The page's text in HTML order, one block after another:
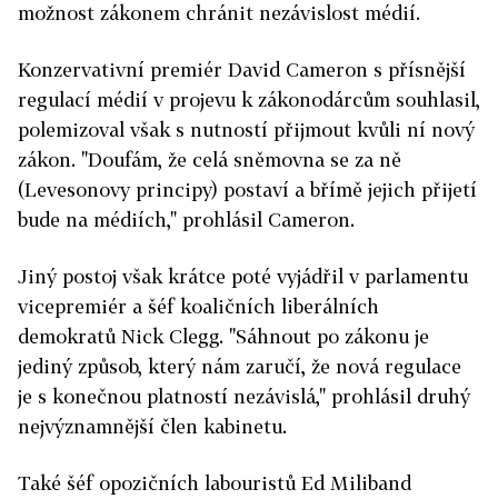
možnost zákonem chránit nezávislost médií.
Konzervativní premiér David Cameron s přísnější
regulací médií v projevu k zákonodárcům souhlasil,
polemizoval však s nutností přijmout kvůli ní nový
zákon. "Doufám, že celá sněmovna se za ně
(Levesonovy principy) postaví a břímě jejich přijetí
bude na médiích," prohlásil Cameron.
Jiný postoj však krátce poté vyjádřil v parlamentu
vicepremiér a šéf koaličních liberálních
demokratů Nick Clegg. "Sáhnout po zákonu je
jediný způsob, který nám zaručí, že nová regulace
je s konečnou platností nezávislá," prohlásil druhý
nejvýznamnější člen kabinetu.
Také šéf opozičních labouristů Ed Miliband